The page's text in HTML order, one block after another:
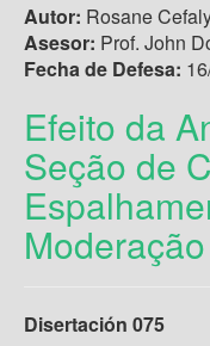
Autor: Rosane
Asesor: Prof. John
Fecha de Defesa:
Efeito da
Seção de
Disertación 075